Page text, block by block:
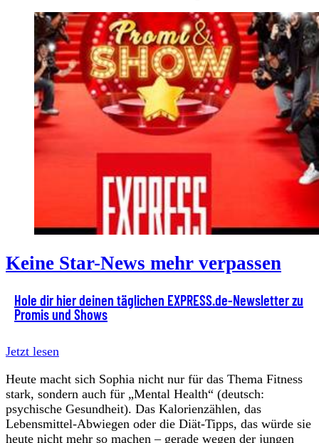
Keine Star-News mehr verpassen
Hole dir hier deinen täglichen EXPRESS.de-Newsletter zu
Promis und Shows
Jetzt lesen
Heute macht sich Sophia nicht nur für das Thema Fitness
stark, sondern auch für „Mental Health“ (deutsch:
psychische Gesundheit). Das Kalorienzählen, das
Lebensmittel-Abwiegen oder die Diät-Tipps, das würde sie
heute nicht mehr so machen – gerade wegen der jungen